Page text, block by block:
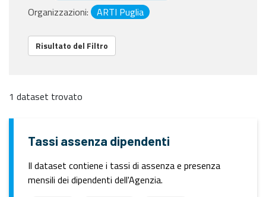
Organizzazioni:
ARTI Puglia
Risultato del Filtro
1 dataset trovato
Tassi assenza dipendenti
Il dataset contiene i tassi di assenza e presenza
mensili dei dipendenti dell'Agenzia.